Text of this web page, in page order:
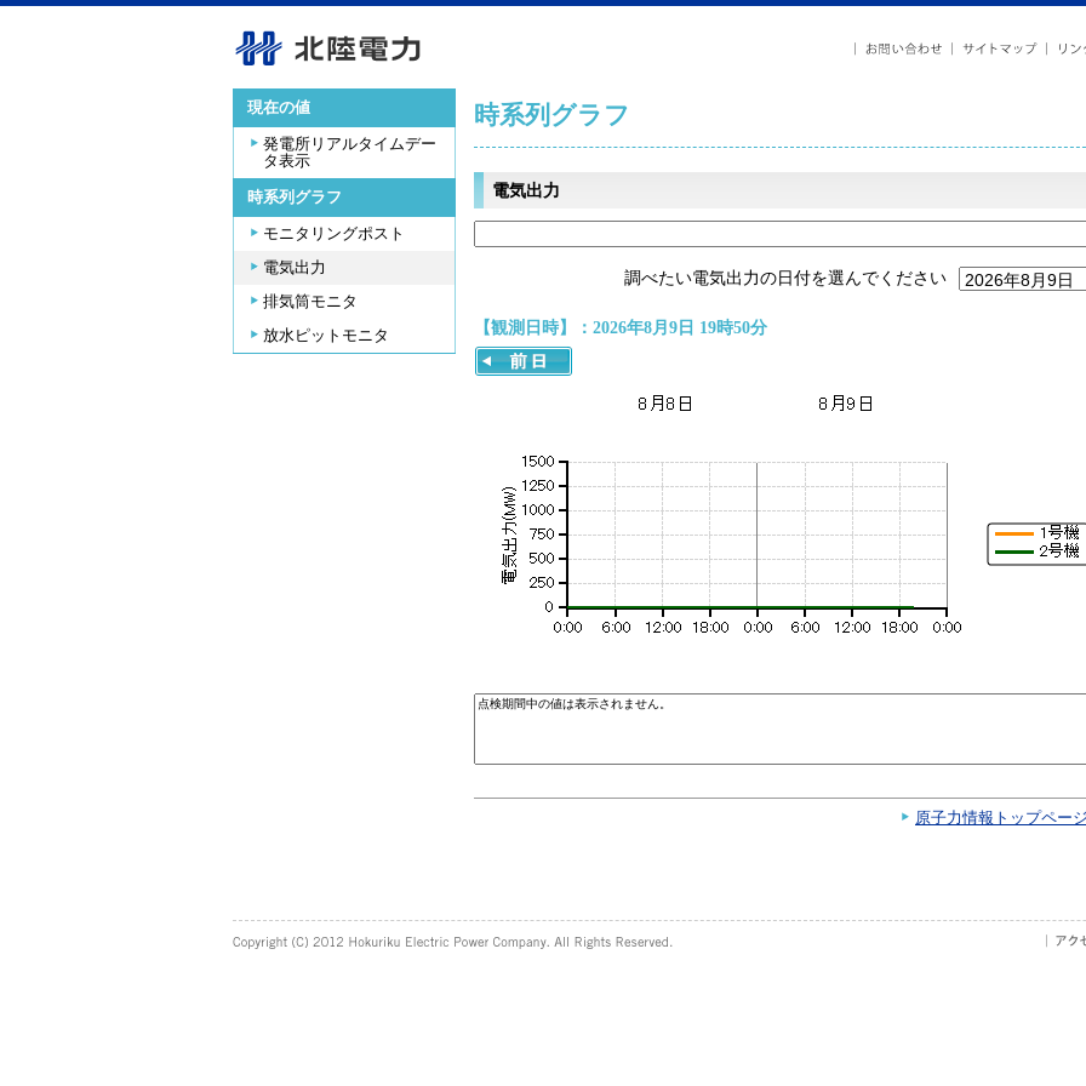
現在の値
発電所リアルタイムデー
タ表示
時系列グラフ
モニタリングポスト
電気出力
排気筒モニタ
放水ピットモニタ
時系列グラフ
電気出力
調べたい電気出力の日付を選んでください
【観測日時】：2026年8月9日 19時50分
原子力情報トップペー